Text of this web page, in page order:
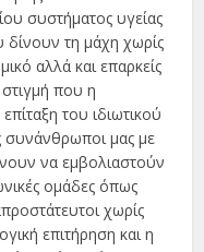
συστήματος υγείας
δίνουν τη μάχη χωρίς
αλλά και επαρκείς
που η
του ιδιωτικού
συνάνθρωποι μας με
να εμβολιαστούν
ομάδες όπως
χωρίς
επιτήρηση και η